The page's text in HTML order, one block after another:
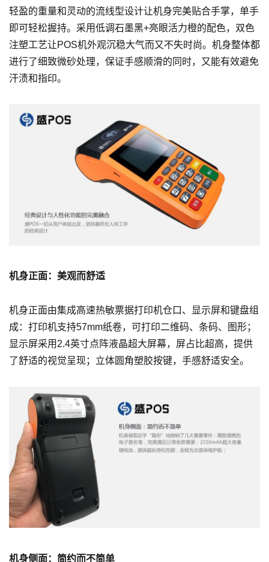
轻盈的重量和灵动的流线型设计让机身完美贴合手掌，单手
即可轻松握持。采用低调石墨黑+亮眼活力橙的配色，双色
注塑工艺让POS机外观沉稳大气而又不失时尚。机身整体都
进行了细致微砂处理，保证手感顺滑的同时，又能有效避免
汗渍和指印。
机身正面：美观而舒适
机身正面由集成高速热敏票据打印机仓口、显示屏和键盘组
成：打印机支持57mm纸卷，可打印二维码、条码、图形；
显示屏采用2.4英寸点阵液晶超大屏幕，屏占比超高，提供
了舒适的视觉呈现；立体圆角塑胶按键，手感舒适安全。
机身侧面：简约而不简单